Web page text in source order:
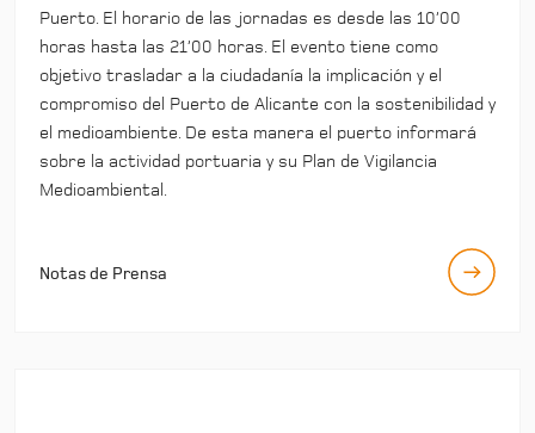
Puerto. El horario de las jornadas es desde las 10’00
horas hasta las 21’00 horas. El evento tiene como
objetivo trasladar a la ciudadanía la implicación y el
compromiso del Puerto de Alicante con la sostenibilidad y
el medioambiente. De esta manera el puerto informará
sobre la actividad portuaria y su Plan de Vigilancia
Medioambiental.
Notas de Prensa